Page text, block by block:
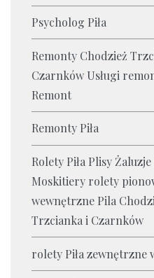
Psycholog Piła
Remonty Chodzież
Czarnków Usługi
Remont
Remonty Piła
Rolety Piła Plisy
Moskitiery rolety
wewnętrzne Pila
Trzcianka i Czarnków
rolety Piła zewnętrzne